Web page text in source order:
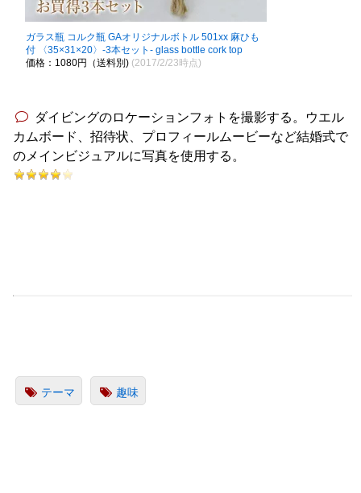
ガラス瓶 コルク瓶 GAオリジナルボトル 501xx 麻ひも
付 〈35×31×20〉-3本セット- glass bottle cork top
価格：1080円（送料別) (2017/2/23時点)
ダイビングのロケーションフォトを撮影する。ウエル
カムボード、招待状、プロフィールムービーなど結婚式で
のメインビジュアルに写真を使用する。
テーマ 趣味